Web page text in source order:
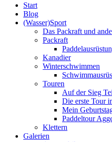
Start
Blog
(Wasser)Sport
Das Packraft und
Packraft
Kanadier
Winterschwimmen
Touren
Auf der Sieg
Die erste Tour
Mein
Paddeltour
Klettern
Galerien